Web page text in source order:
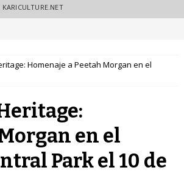
Homenaje a Peetah Morgan en el
en el
Park el 10 de